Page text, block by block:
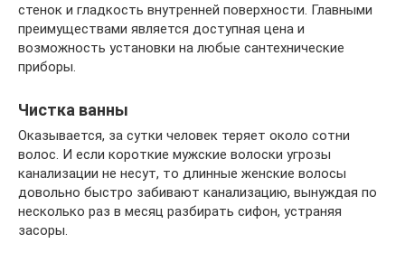
стенок и гладкость внутренней поверхности. Главными
преимуществами является доступная цена и
возможность установки на любые сантехнические
приборы.
Чистка ванны
Оказывается, за сутки человек теряет около сотни
волос. И если короткие мужские волоски угрозы
канализации не несут, то длинные женские волосы
довольно быстро забивают канализацию, вынуждая по
несколько раз в месяц разбирать сифон, устраняя
засоры.